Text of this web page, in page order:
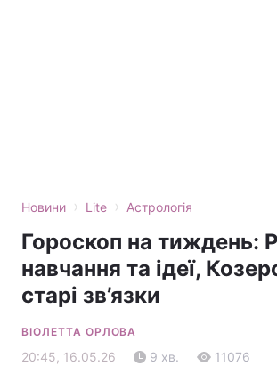
Новини › Lite › Астрологія
Гороскоп на тиждень:
навчання та ідеї,
старі зв’язки
ВІОЛЕТТА ОРЛОВА
20:45, 16.05.26 9 хв. 11076